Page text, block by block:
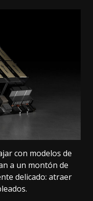
con modelos de
a un montón de
delicado: atraer